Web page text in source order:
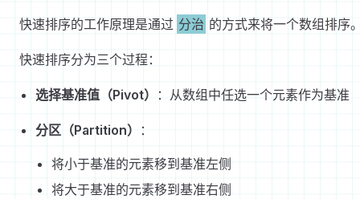
快速排序的工作原理是通过 分治 的方式来将一个数组排序
快速排序分为三个过程：
选择基准值（Pivot） ：从数组中任选一个元素作为基准
分区（Partition） ：
将小于基准的元素移到基准左侧
将大于基准的元素移到基准右侧